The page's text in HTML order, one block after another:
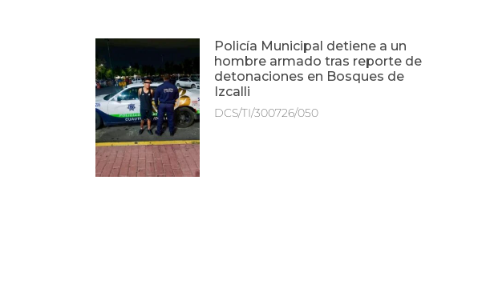
Policía Municipal detiene a un
hombre armado tras reporte de
detonaciones en Bosques de
Izcalli
DCS/TI/300726/050